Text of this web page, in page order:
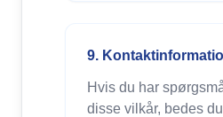
9.
Hvis du har
disse vilkår, bedes